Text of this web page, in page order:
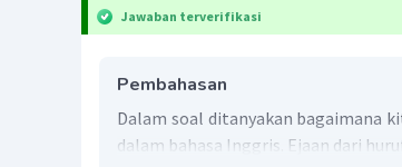
Jawaban terverifikasi
Pembahasan
Dalam soal ditanyakan bagaimana
dalam bahasa Inggris. Ejaan dari